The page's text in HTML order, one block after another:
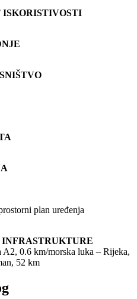
plan uređenja
A2, 0.6 km/morska luka – Rijeka,
52 km